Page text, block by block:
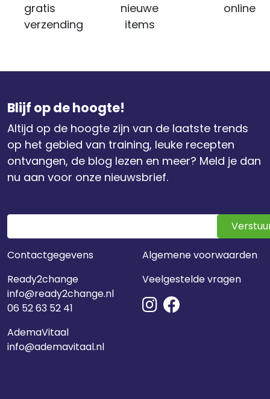
gratis
verzending
nieuwe
items
online
Blijf op de hoogte!
Altijd op de hoogte zijn van de laatste trends
op het gebied van training, leuke recepten
ontvangen, de blog lezen en meer? Meld je dan
nu aan voor onze nieuwsbrief.
Contactgegevens
Ready2change
info@ready2change.nl
06 52 63 52 41
AdemaVitaal
info@ademavitaal.nl
Algemene voorwaarden
Veelgestelde vragen